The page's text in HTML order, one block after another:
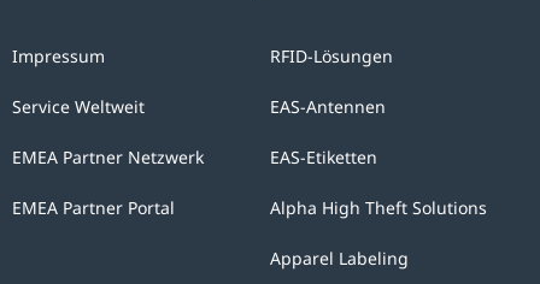
RFID-Lösungen
EAS-Antennen
EAS-Etiketten
Alpha High Theft Solutions
Apparel Labeling
Impressum
Service Weltweit
EMEA Partner Netzwerk
EMEA Partner Portal